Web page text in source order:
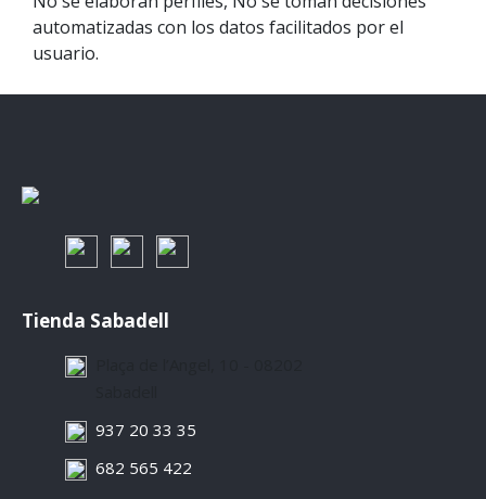
automatizadas con los datos facilitados por el
usuario.
Tienda Sabadell
937 20 33 35
682 565 422